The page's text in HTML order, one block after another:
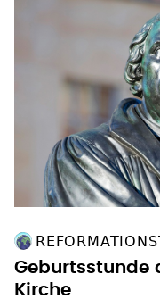
Geburtsstunde
Kirche